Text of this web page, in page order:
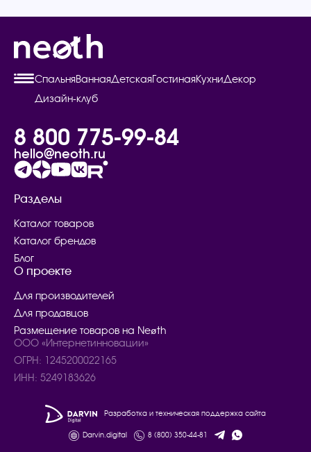
СпальняВаннаяДетскаяГостинаяКухниДекор
Дизайн-клуб
8 800 775-99-84
hello@neoth.ru
Разделы
Каталог товаров
Каталог брендов
Блог
О проекте
Для производителей
Для продавцов
Размещение товаров на Neøth
ООО «Интернетинновации»
ОГРН: 1245200022165
ИНН: 5249183626
Разработка и техническая поддержка сайта
Darvin.digital 8 (800) 350-44-81